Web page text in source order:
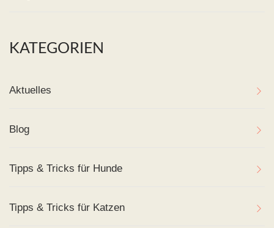
KATEGORIEN
Aktuelles
Blog
Tipps & Tricks für Hunde
Tipps & Tricks für Katzen